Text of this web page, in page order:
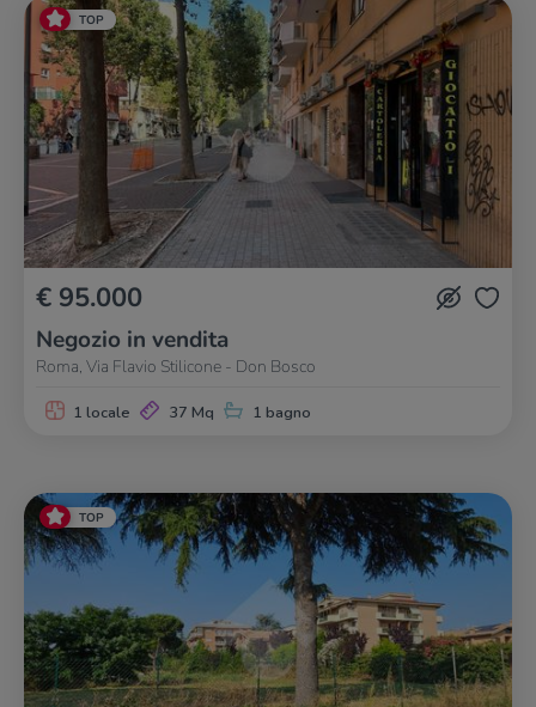
TOP
€ 95.000
Negozio in vendita
Roma, Via Flavio Stilicone - Don Bosco
1 locale 37 Mq 1 bagno
TOP